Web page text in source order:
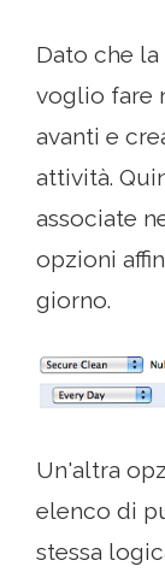
Dato che
voglio fare
avanti e
attività.
associate
opzioni
giorno.
Un'altra
elenco di
stessa